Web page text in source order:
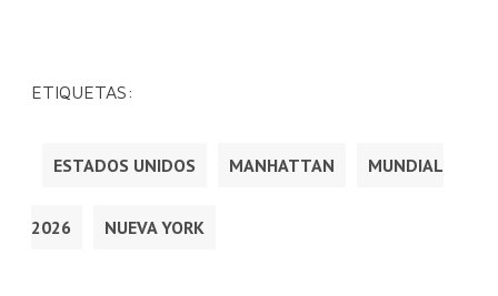
ETIQUETAS:
ESTADOS UNIDOS MANHATTAN MUNDIAL
2026 NUEVA YORK